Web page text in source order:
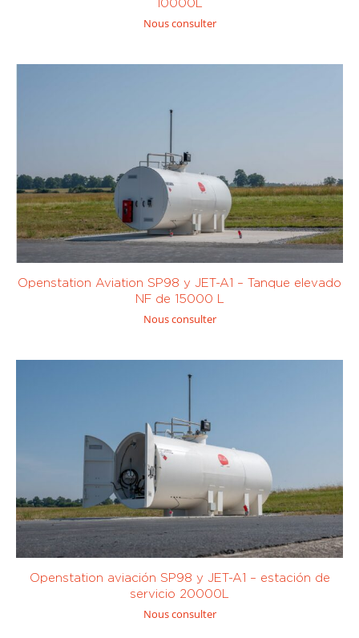
10000L
Nous consulter
Openstation Aviation SP98 y JET-A1 – Tanque elevado
NF de 15000 L
Nous consulter
Openstation aviación SP98 y JET-A1 – estación de
servicio 20000L
Nous consulter